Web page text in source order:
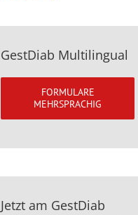
GestDiab Multilingual
FORMULARE
MEHRSPRACHIG
Jetzt am GestDiab